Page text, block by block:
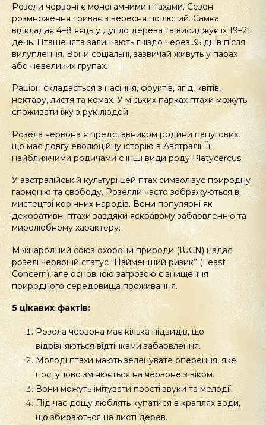
Розели червоні є моногамними птахами. Сезон
розмноження триває з вересня по лютий. Самка
відкладає 4–8 яєць у дупло дерева та висиджує їх 19–21
день. Пташенята залишають гніздо через 35 днів після
вилуплення. Вони соціальні, зазвичай живуть у парах
або невеликих групах.
Раціон складається з насіння, фруктів, ягід, квітів,
нектару, листя та комах. У міських парках птахи можуть
споживати їжу з рук людей.
Розела червона є представником родини папугових,
що має довгу еволюційну історію в Австралії. Її
найближчими родичами є інші види роду Platycercus.
У австралійській культурі цей птах символізує природну
гармонію та свободу. Розелли часто зображуються в
мистецтві корінних народів. Вони популярні як
декоративні птахи завдяки яскравому забарвленню та
миролюбному характеру.
Міжнародний союз охорони природи (IUCN) надає
розелі червоній статус “Найменший ризик” (Least
Concern), але основною загрозою є знищення
природного середовища проживання.
5 цікавих фактів:
Розела червона має кілька підвидів, що
відрізняються відтінками забарвлення.
Молоді птахи мають зеленувате оперення, яке
поступово змінюється на червоне з віком.
Вони можуть імітувати прості звуки та мелодії.
Під час дощу люблять купатися в краплях води,
що збираються на листі дерев.